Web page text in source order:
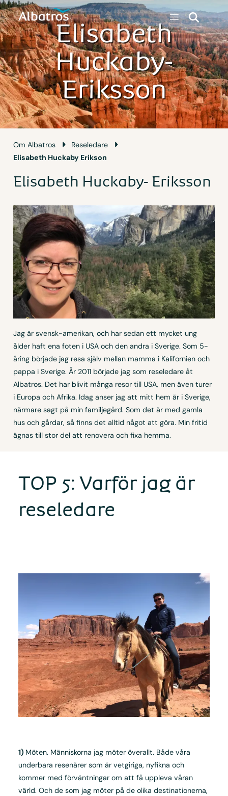
Elisabeth
Huckaby-
Eriksson
Om Albatros
Reseledare
Elisabeth Huckaby Erikson
Elisabeth Huckaby- Eriksson
Jag är svensk-amerikan, och har sedan ett mycket ung
ålder haft ena foten i USA och den andra i Sverige. Som 5-
åring började jag resa själv mellan mamma i Kalifornien och
pappa i Sverige. År 2011 började jag som reseledare åt
Albatros. Det har blivit många resor till USA, men även turer
i Europa och Afrika. Idag anser jag att mitt hem är i Sverige,
närmare sagt på min familjegård. Som det är med gamla
hus och gårdar, så finns det alltid något att göra. Min fritid
ägnas till stor del att renovera och fixa hemma.
TOP 5: Varför jag är
reseledare
1) Möten. Människorna jag möter överallt. Både våra
underbara resenärer som är vetgiriga, nyfikna och
kommer med förväntningar om att få uppleva våran
värld. Och de som jag möter på de olika destinationerna,